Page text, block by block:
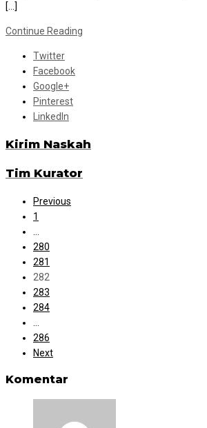
[…]
Continue Reading
Twitter
Facebook
Google+
Pinterest
LinkedIn
Kirim Naskah
Tim Kurator
Previous
1
280
281
282
283
284
286
Next
Komentar